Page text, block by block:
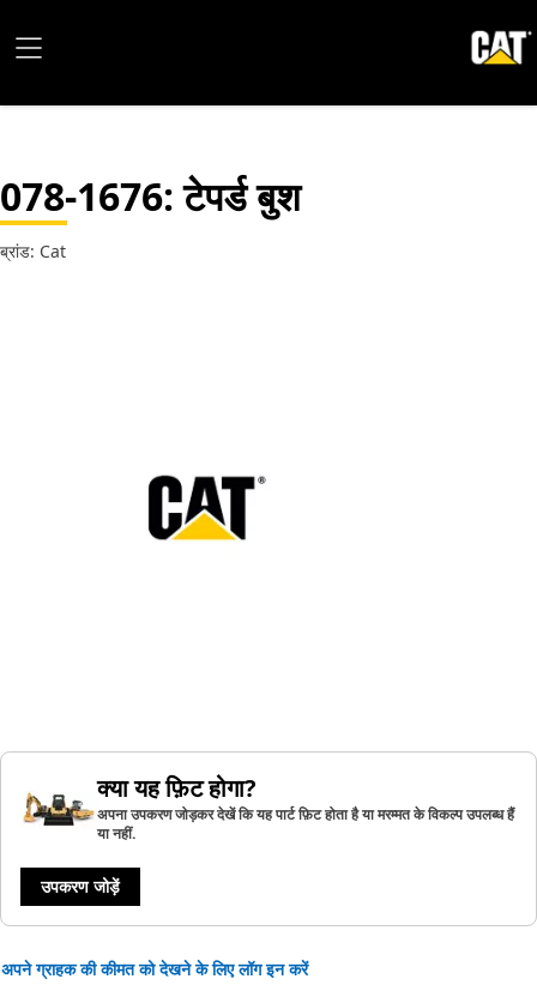
078-1676: टेपर्ड बुश
ब्रांड: Cat
क्या यह फ़िट होगा?
अपना उपकरण जोड़कर देखें कि यह पार्ट फ़िट होता है या मरम्मत के विकल्प उपलब्ध हैं
या नहीं.
उपकरण जोड़ें
अपने ग्राहक की कीमत को देखने के लिए लॉग इन करें